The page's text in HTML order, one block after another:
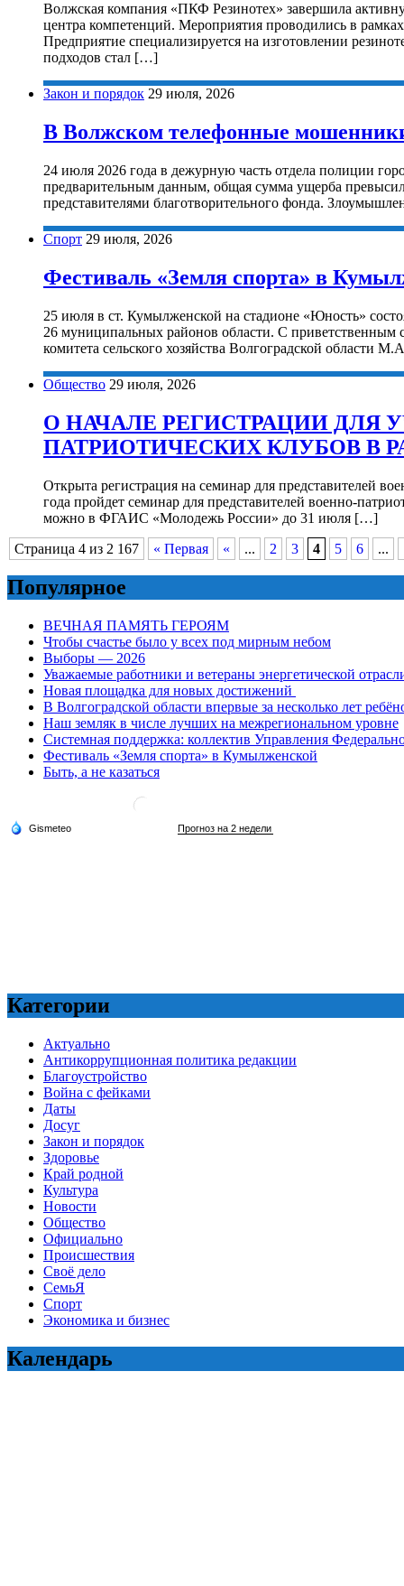
Волжская компания «ПКФ Резинотех» завершила
центра компетенций. Мероприятия проводились в
Предприятие специализируется на изготовлении
подходов стал […]
Закон и порядок 29 июля, 2026
В Волжском телефонные
24 июля 2026 года в дежурную часть отдела полиции
предварительным данным, общая сумма ущерба
представителями благотворительного фонда.
Спорт 29 июля, 2026
Фестиваль «Земля спорта» в
25 июля в ст. Кумылженской на стадионе «Юность»
26 муниципальных районов области. С приветственным
комитета сельского хозяйства Волгоградской области
Общество 29 июля, 2026
О НАЧАЛЕ РЕГИСТРАЦИИ ДЛЯ
ПАТРИОТИЧЕСКИХ КЛУБОВ В
Открыта регистрация на семинар для представителей
года пройдет семинар для представителей военно-
можно в ФГАИС «Молодежь России» до 31 июля […]
Страница 4 из 2 167
« Первая « ... 2 3 4 5 6 ...
Популярное
ВЕЧНАЯ ПАМЯТЬ ГЕРОЯМ
Чтобы счастье было у всех под мирным небом
Выборы — 2026
Уважаемые работники и ветераны энергетической
Новая площадка для новых достижений
В Волгоградской области впервые за несколько лет
Наш земляк в числе лучших на межрегиональном уровне
Системная поддержка: коллектив Управления
Фестиваль «Земля спорта» в Кумылженской
Быть, а не казаться
Категории
Актуально
Антикоррупционная политика редакции
Благоустройство
Война с фейками
Даты
Досуг
Закон и порядок
Здоровье
Край родной
Культура
Новости
Общество
Официально
Происшествия
Своё дело
СемьЯ
Спорт
Экономика и бизнес
Календарь